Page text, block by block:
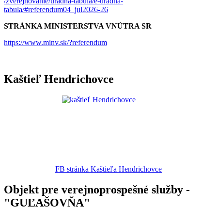
tabula/#referendum04_jul2026-26
STRÁNKA MINISTERSTVA VNÚTRA SR
https://www.minv.sk/?referendum
Kaštieľ Hendrichovce
FB stránka Kaštieľa Hendrichovce
Objekt pre verejnoprospešné služby -
"GUĽAŠOVŇA"